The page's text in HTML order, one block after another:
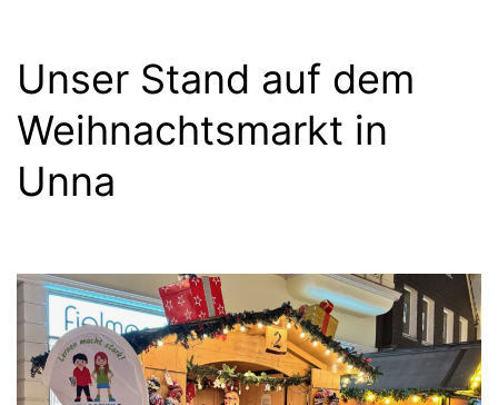
Unser Stand auf dem
Weih­nachts­markt in
Unna